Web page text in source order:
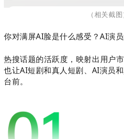
（相关截图
你对满屏AI脸是什么感受？AI演
热搜话题的活跃度，映射出用户
也让AI短剧和真人短剧、AI演员
台前。